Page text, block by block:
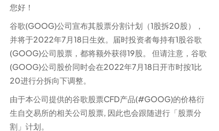
您好！
谷歌(GOOG)公司宣布其股票分割计划（1股拆20股），
并将于2022年7月18日生效。届时投资者每持有1股谷歌
(GOOG)公司股票，都将额外获得19股。 但请注意，谷歌
(GOOG)公司股价同时会在2022年7月18日开市时按1比
20进行分拆向下调整。
由于本公司提供的谷歌股票CFD产品(#GOOG)的价格衍
生自交易所的相关公司股票, 因此也会跟随进行「股票分
割」计划。